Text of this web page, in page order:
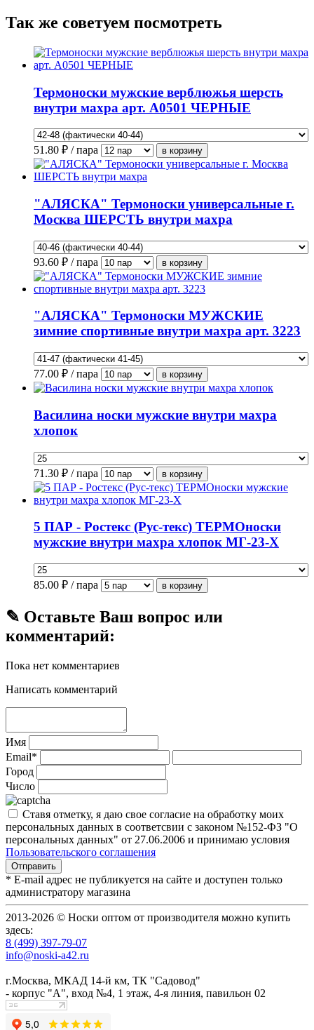
Так же советуем посмотреть
Термоноски мужские верблюжья шерсть
внутри махра арт. А0501 ЧЕРНЫЕ
51.80 ₽ / пара
"АЛЯСКА" Термоноски универсальные г.
Москва ШЕРСТЬ внутри махра
93.60 ₽ / пара
"АЛЯСКА" Термоноски МУЖСКИЕ
зимние спортивные внутри махра арт. 3223
77.00 ₽ / пара
Василина носки мужские внутри махра
хлопок
71.30 ₽ / пара
5 ПАР - Ростекс (Рус-текс) ТЕРМОноски
мужские внутри махра хлопок МГ-23-Х
85.00 ₽ / пара
✎ Оставьте Ваш вопрос или
комментарий:
Пока нет комментариев
Написать комментарий
Имя
Email*
Город
Число
Ставя отметку, я даю свое согласие на обработку моих
персональных данных в соответсвии с законом №152-ФЗ "О
персональных данных" от 27.06.2006 и принимаю условия
Пользовательского соглашения
* E-mail адрес не публикуется на сайте и доступен только
администратору магазина
2013-2026 © Носки оптом от производителя можно купить
здесь:
8 (499) 397-79-07
info@noski-a42.ru
г.Москва, МКАД 14-й км, ТК "Садовод"
- корпус "А", вход №4, 1 этаж, 4-я линия, павильон 02